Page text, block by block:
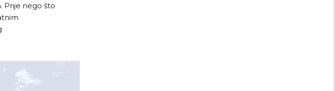
Prije nego što